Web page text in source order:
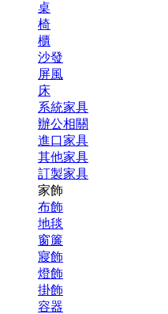
桌
椅
櫃
沙發
屏風
床
系統家具
辦公相關
進口家具
其他家具
訂製家具
家飾
布飾
地毯
窗簾
寢飾
燈飾
掛飾
容器